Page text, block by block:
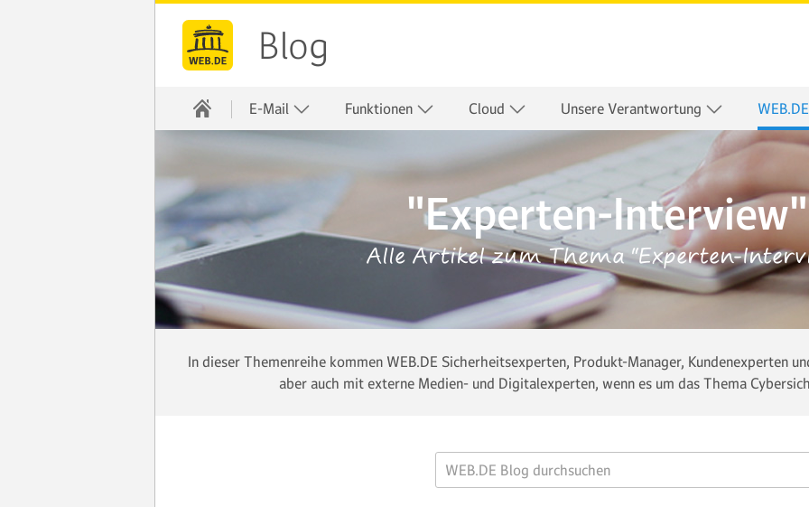
Blog
E-Mail Funktionen Cloud Unsere Verantwortung
"Experten-Interview"
Alle Artikel zum Thema "Experten-
In dieser Themenreihe kommen WEB.DE Sicherheitsexperten, Produkt-Manager, Kundenexperten
aber auch mit externe Medien- und Digitalexperten, wenn es um das Thema